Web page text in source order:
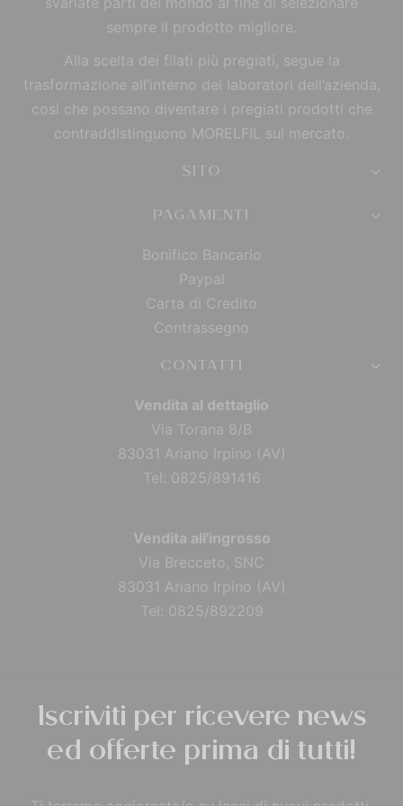
sempre il prodotto migliore.
Alla scelta dei filati più pregiati, segue la
trasformazione all’interno dei laboratori dell’azienda,
così che possano diventare i pregiati prodotti che
contraddistinguono MORELFIL sul mercato.
SITO
PAGAMENTI
Bonifico Bancario
Paypal
Carta di Credito
Contrassegno
CONTATTI
Vendita al dettaglio
Via Torana 8/B
83031 Ariano Irpino (AV)
Tel: 0825/891416
Vendita all'ingrosso
Via Brecceto, SNC
83031 Ariano Irpino (AV)
Tel: 0825/892209
Iscriviti per ricevere news
ed offerte prima di tutti!